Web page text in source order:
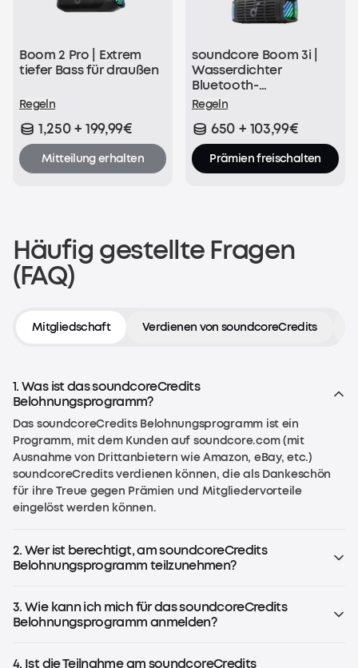
Boom 2 Pro | Extrem
tiefer Bass für draußen
Regeln
1,250 + 199,99€
Mitteilung erhalten
soundcore Boom 3i |
Wasserdichter
Bluetooth-
Lautsprecher
Regeln
650 + 103,99€
Prämien freischalten
Häufig gestellte Fragen
(FAQ)
Mitgliedschaft Verdienen von soundcoreCredits
1. Was ist das soundcoreCredits
Belohnungsprogramm?
Das soundcoreCredits Belohnungsprogramm ist ein
Programm, mit dem Kunden auf soundcore.com (mit
Ausnahme von Drittanbietern wie Amazon, eBay, etc.)
soundcoreCredits verdienen können, die als Dankeschön
für ihre Treue gegen Prämien und Mitgliedervorteile
eingelöst werden können.
2. Wer ist berechtigt, am soundcoreCredits
Belohnungsprogramm teilzunehmen?
als 14 Jahre ist (oder das Alter, das nach den örtlichen
Gesetzen vorgeschrieben ist), kann an dem Programm
3. Wie kann ich mich für das soundcoreCredits
Belohnungsprogramm anmelden?
du automatisch teil. Logge dich einfach in dein Konto ein.
4. Ist die Teilnahme am soundcoreCredits